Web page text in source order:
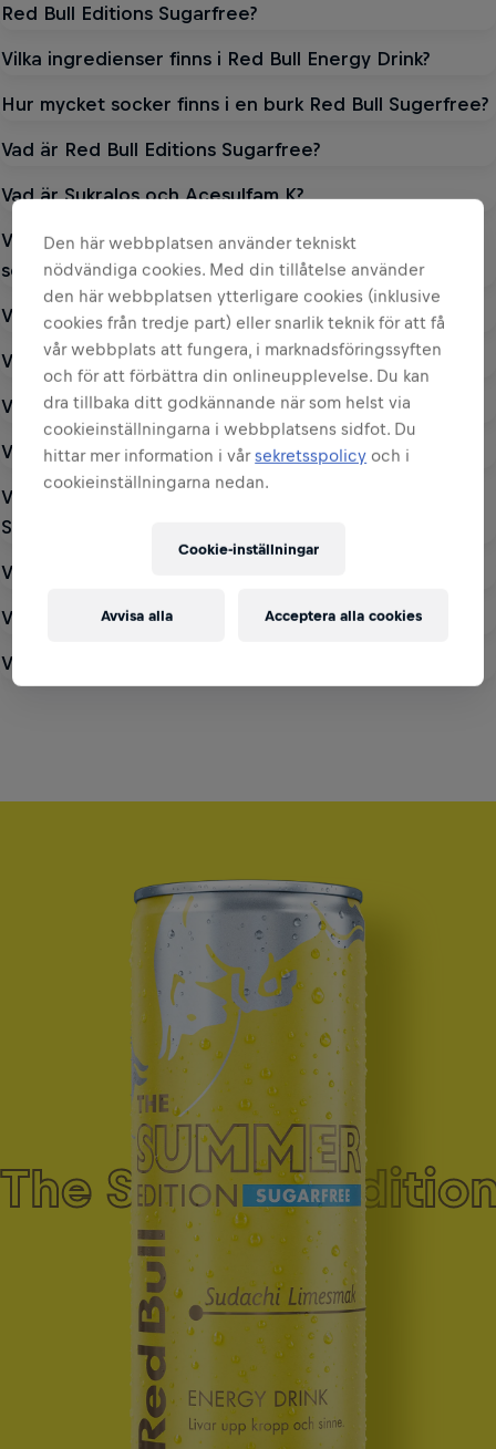
Red Bull Editions Sugarfree?
Vilka ingredienser finns i Red Bull Energy Drink?
Hur mycket socker finns i en burk Red Bull Sugerfree?
Vad är Red Bull Editions Sugarfree?
Vad är Sukralos och Acesulfam K?
Varför används Sukralos och Acesulfam K som
sötningsmedel i Red Bull Editions Sugarfree?
Vilka ingredienser finns i Red Bull Sugarfree?
Vad har Red Bull Sugarfree för näringsinnehåll?
Var är Red Bull Sugarfree?
Vilka ingredienser finns i Red Bull Zero?
Vad är skillnden mellan Red Bull Zero och Red Bull
Sugarfree?
Vad är Red Bull Zero?
Vad innehåller Red Bull Zero för sötningsmedel?
Vad har Red Bull Zero för näringsinnehåll?
The Summer
The Summer
Den här webbplatsen använder tekniskt
nödvändiga cookies. Med din tillåtelse använder
den här webbplatsen ytterligare cookies (inklusive
cookies från tredje part) eller snarlik teknik för att få
vår webbplats att fungera, i marknadsföringssyften
och för att förbättra din onlineupplevelse. Du kan
dra tillbaka ditt godkännande när som helst via
cookieinställningarna i webbplatsens sidfot. Du
hittar mer information i vårsekretsspolicy och i
cookieinställningarna nedan.
Cookie-inställningar
Avvisa alla Acceptera alla cookies